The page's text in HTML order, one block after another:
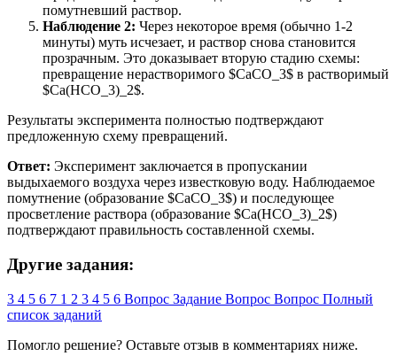
помутневший раствор.
Наблюдение 2: Через некоторое время (обычно 1-2
минуты) муть исчезает, и раствор снова становится
прозрачным. Это доказывает вторую стадию схемы:
превращение нерастворимого $CaCO_3$ в растворимый
$Ca(HCO_3)_2$.
Результаты эксперимента полностью подтверждают
предложенную схему превращений.
Ответ: Эксперимент заключается в пропускании
выдыхаемого воздуха через известковую воду. Наблюдаемое
помутнение (образование $CaCO_3$) и последующее
просветление раствора (образование $Ca(HCO_3)_2$)
подтверждают правильность составленной схемы.
Другие задания:
3 4 5 6 7 1 2 3 4 5 6 Вопрос Задание Вопрос Вопрос Полный
список заданий
Помогло решение? Оставьте отзыв в комментариях ниже.